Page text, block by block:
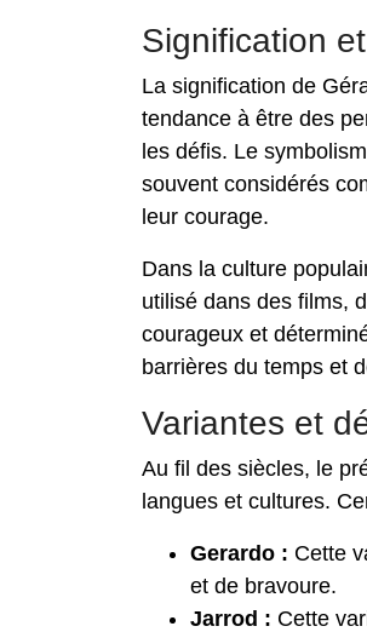
Signification
La signification de
tendance à être des
les défis. Le
souvent considérés
leur courage.
Dans la culture
utilisé dans des films,
courageux et
barrières du temps et
Variantes et
Au fil des siècles, le
langues et cultures.
Gerardo : Cette
et de bravoure.
Jarrod : Cette